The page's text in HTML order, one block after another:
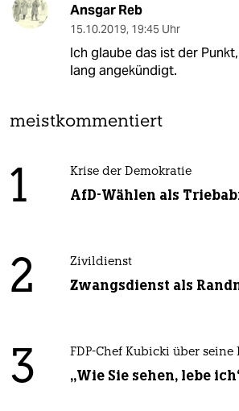
Ansgar Reb
15.10.2019, 19:45 Uhr
Ich glaube das ist der
lang angekündigt.
meistkommentiert
1 Krise der Demokratie
AfD-Wählen als
2 Zivildienst
Zwangsdienst als
3 FDP-Chef Kubicki über seine
„Wie Sie sehen, lebe